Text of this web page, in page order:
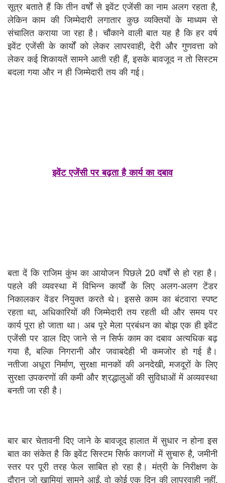
सूत्र बताते हैं कि तीन वर्षों से इवेंट एजेंसी का नाम अलग रहता है,
लेकिन काम की जिम्मेदारी लगातार कुछ व्यक्तियों के माध्यम से
संचालित कराया जा रहा है। चौंकाने वाली बात यह है कि हर वर्ष
इवेंट एजेंसी के कार्यों को लेकर लापरवाही, देरी और गुणवत्ता को
लेकर कई शिकायतें सामने आती रही हैं, इसके बावजूद न तो सिस्टम
बदला गया और न ही जिम्मेदारी तय की गई।
इवेंट एजेंसी पर बढ़ता है कार्य का दबाव
बता दें कि राजिम कुंभ का आयोजन पिछले 20 वर्षों से हो रहा है।
पहले की व्यवस्था में विभिन्न कार्यों के लिए अलग-अलग टेंडर
निकालकर वेंडर नियुक्त करते थे। इससे काम का बंटवारा स्पष्ट
रहता था, अधिकारियों की जिम्मेदारी तय रहती थी और समय पर
कार्य पूरा हो जाता था। अब पूरे मेला प्रबंधन का बोझ एक ही इवेंट
एजेंसी पर डाल दिए जाने से न सिर्फ काम का दबाव अत्यधिक बढ़
गया है, बल्कि निगरानी और जवाबदेही भी कमजोर हो गई है।
नतीजा अधूरा निर्माण, सुरक्षा मानकों की अनदेखी, मजदूरों के लिए
सुरक्षा उपकरणों की कमी और श्रद्धालुओं की सुविधाओं में अव्यवस्था
बनती जा रही है।
बार बार चेतावनी दिए जाने के बावजूद हालात में सुधार न होना इस
बात का संकेत है कि इवेंट सिस्टम सिर्फ कागजों में सुचारु है, जमीनी
स्तर पर पूरी तरह फेल साबित हो रहा है। मंत्री के निरीक्षण के